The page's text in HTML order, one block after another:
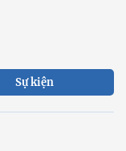
Sự kiện